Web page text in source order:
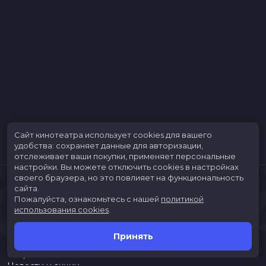
Скоро в кино
Сайт кинотеатра использует cookies для вашего
удобства: сохраняет данные для авторизации,
отслеживает ваши покупки, применяет персональные
настройки. Вы можете отключить cookies в настройках
своего браузера, но это повлияет на функциональность
сайта.
Пожалуйста, ознакомьтесь с нашей политикой
использования cookies
Принять